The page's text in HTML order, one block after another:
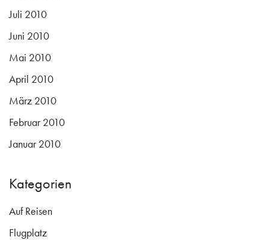
Juli 2010
Juni 2010
Mai 2010
April 2010
März 2010
Februar 2010
Januar 2010
Kategorien
Auf Reisen
Flugplatz